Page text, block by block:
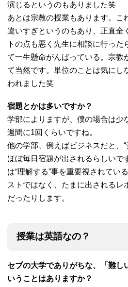
演じるというのもありました笑
あとは宗教の授業もあります。こ
違いすぎというのもあり、正直全
トの点も悪く先生に相談に行った
て一生懸命がんばっている。宗教
て当然です。単位のことは気にし
われました笑
宿題とかは多いですか？
学部によりますが、僕の場合は少
週間に1回くらいですね。
他の学部、例えばビジネスだと、
ほぼ毎日宿題が出されるらしいで
は“理解する”事を重要視されてい
ストではなく、たまに出されるレ
だったりします。
授業は英語なの？
セブの大学でありがちな、「難し
いうことはありますか？